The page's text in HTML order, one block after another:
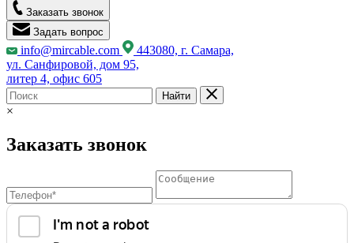
Заказать звонок
Задать вопрос
info@mircable.com
443080, г. Самара,
ул. Санфировой, дом 95,
литер 4, офис 605
Найти
×
Заказать звонок